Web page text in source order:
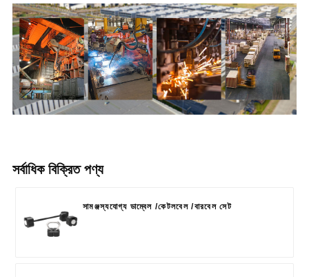
সর্বাধিক বিক্রিত পণ্য
সামঞ্জস্যযোগ্য ডাম্বেল /কেটলবেল /বারবেল সেট